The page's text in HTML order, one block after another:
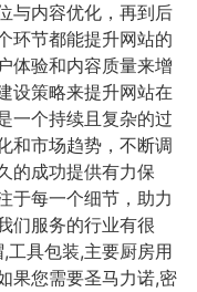
与内容优化，再到后
环节都能提升网站的
体验和内容质量来增
设策略来提升网站在
一个持续且复杂的过
和市场趋势，不断调
的成功提供有力保
于每一个细节，助力
们服务的行业有很
工具包装,主要厨房用
果您需要圣马力诺,密